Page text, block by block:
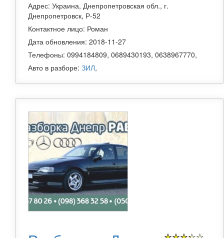
Адрес: Украина, Днепропетровская обл., г.
Днепропетровск, Р-52
Контактное лицо: Роман
Дата обновления: 2018-11-27
Телефоны: 0994184809, 0689430193, 0638967770,
Авто в разборе: ЗИЛ,